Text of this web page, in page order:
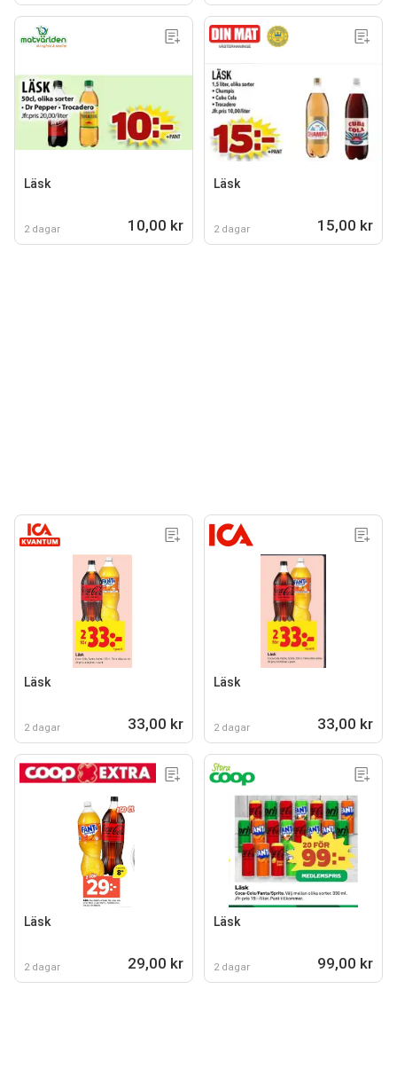
Läsk
2 dagar 10,00 kr
Läsk
2 dagar 15,00 kr
Läsk
2 dagar 33,00 kr
Läsk
2 dagar 33,00 kr
Läsk
2 dagar 29,00 kr
Läsk
2 dagar 99,00 kr